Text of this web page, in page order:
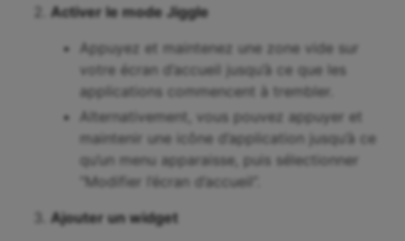
Activer le mode Jiggle
Appuyez et maintenez une zone vide sur
votre écran d’accueil jusqu’à ce que les
applications commencent à trembler.
Alternativement, vous pouvez appuyer et
maintenir une icône d’application jusqu’à ce
qu’un menu apparaisse, puis sélectionner
“Modifier l’écran d’accueil”.
Ajouter un widget